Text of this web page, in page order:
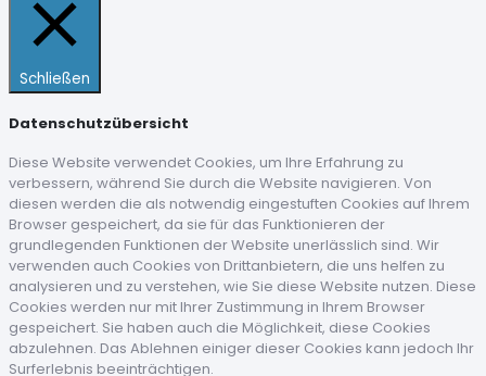
Schließen
Datenschutzübersicht
Diese Website verwendet Cookies, um Ihre Erfahrung zu
verbessern, während Sie durch die Website navigieren. Von
diesen werden die als notwendig eingestuften Cookies auf Ihrem
Browser gespeichert, da sie für das Funktionieren der
grundlegenden Funktionen der Website unerlässlich sind. Wir
verwenden auch Cookies von Drittanbietern, die uns helfen zu
analysieren und zu verstehen, wie Sie diese Website nutzen. Diese
Cookies werden nur mit Ihrer Zustimmung in Ihrem Browser
gespeichert. Sie haben auch die Möglichkeit, diese Cookies
abzulehnen. Das Ablehnen einiger dieser Cookies kann jedoch Ihr
Surferlebnis beeinträchtigen.